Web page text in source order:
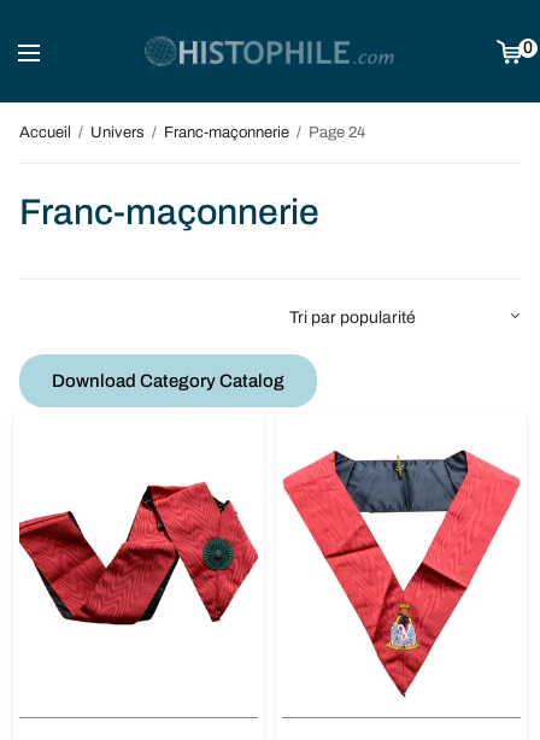
0
Accueil / Univers / Franc-maçonnerie / Page 24
Franc-maçonnerie
Download Category Catalog